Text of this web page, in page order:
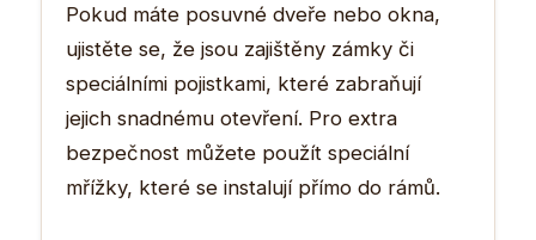
Pokud máte posuvné dveře nebo okna,
ujistěte se, že jsou zajištěny zámky či
speciálními pojistkami, které zabraňují
jejich snadnému otevření. Pro extra
bezpečnost můžete použít speciální
mřížky, které se instalují přímo do rámů.